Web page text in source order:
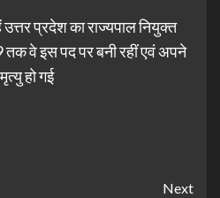
उत्तर प्रदेश का राज्यपाल नियुक्त
तक वे इस पद पर बनी रहीं एवं अपने
हो गई
Next